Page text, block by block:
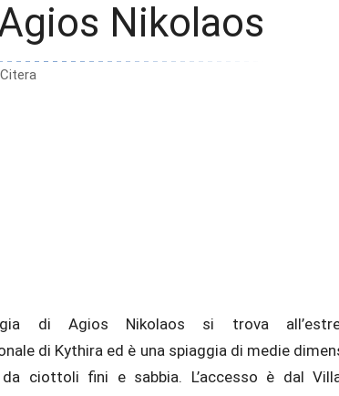
Nikolaos
di Agios Nikolaos si trova
di Kythira ed è una spiaggia di medie
ciottoli fini e sabbia. L’accesso è dal
di essa. C’è la pittoresca chiesa di Agios
dal mare. All’estremità occidentale della
con ricca vegetazione e acqua corrente.